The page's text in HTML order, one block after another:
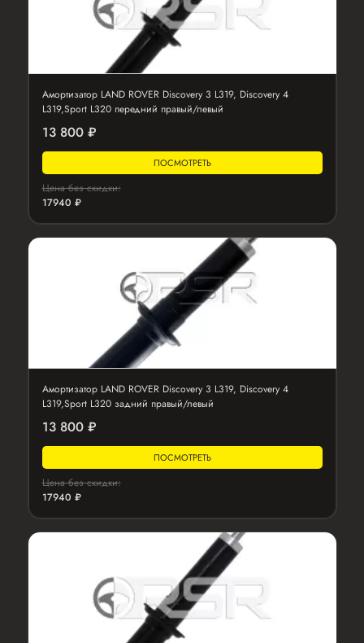
Амортизатор LAND ROVER Discovery 3 L319, Discovery 4
L319,Sport L320 передний правый/левый
13 800 ₽
ПОСМОТРЕТЬ
Цена без скидки:
17940 ₽
Амортизатор LAND ROVER Discovery 3 L319, Discovery 4
L319,Sport L320 задний правый/левый
13 800 ₽
ПОСМОТРЕТЬ
Цена без скидки:
17940 ₽